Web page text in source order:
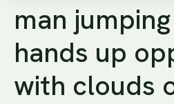
man
hands up
with clouds